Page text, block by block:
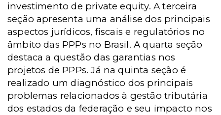
investimento de private equity. A terceira
seção apresenta uma análise dos principais
aspectos jurídicos, fiscais e regulatórios no
âmbito das PPPs no Brasil. A quarta seção
destaca a questão das garantias nos
projetos de PPPs. Já na quinta seção é
realizado um diagnóstico dos principais
problemas relacionados à gestão tributária
dos estados da federação e seu impacto nos